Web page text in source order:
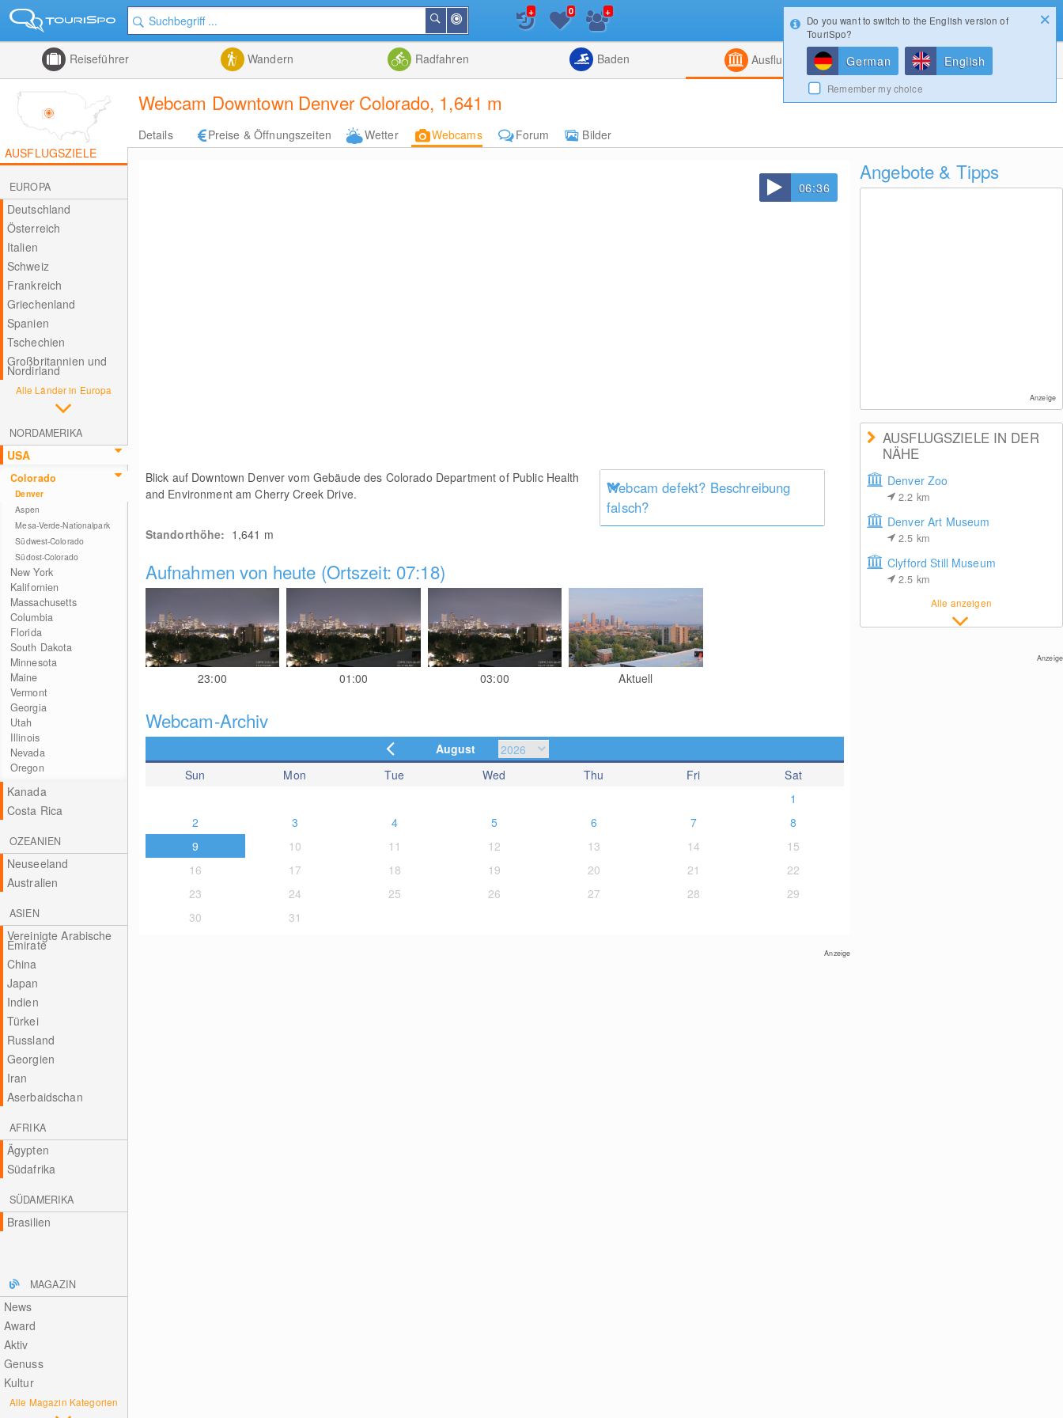
der
Suchen
Listenansicht
Kombiniert
+ 0 +
Reiseführer Wandern Radfahren Baden Ausflugsziele Magazin
Webcam Downtown Denver Colorado, 1,641 m
Details Preise & Öffnungszeiten Wetter Webcams Forum
Bilder
AUSFLUGSZIELE
EUROPA
Deutschland
Österreich
Italien
Schweiz
Frankreich
Griechenland
Spanien
Tschechien
Großbritannien und
Nordirland
Alle Länder in Europa
NORDAMERIKA
USA
Colorado
Denver
Aspen
Mesa-Verde-Nationalpark
Südwest-Colorado
Südost-Colorado
New York
Kalifornien
Massachusetts
Columbia
Florida
South Dakota
Minnesota
Maine
Vermont
Georgia
Utah
Illinois
Nevada
Oregon
Kanada
Costa Rica
OZEANIEN
Neuseeland
Australien
ASIEN
Vereinigte Arabische
Emirate
China
Japan
Indien
Türkei
Russland
Georgien
Iran
Aserbaidschan
AFRIKA
Ägypten
Südafrika
SÜDAMERIKA
Brasilien
MAGAZIN
News
Award
Aktiv
Genuss
Kultur
Alle Magazin Kategorien
06:36
Blick auf Downtown Denver vom Gebäude des Colorado Department of Public Health
and Environment am Cherry Creek Drive.
Webcam defekt? Beschreibung
falsch?
Standorthöhe: 1,641 m
Aufnahmen von heute (Ortszeit: 07:18)
23:00 01:00 03:00 Aktuell
Webcam-Archiv
August
Sun
Mon Tue Wed Thu Fri
Sat
1
2
3 4 5 6 7
8
9
10 11 12 13 14
15
16
17 18 19 20 21
22
23
24 25 26 27 28
29
30
31
Anzeige
Angebote & Tipps
Anzeige
AUSFLUGSZIELE IN DER
NÄHE
Denver Zoo
2.2 km
Denver Art Museum
2.5 km
Clyfford Still Museum
2.5 km
Alle anzeigen
Anzeige
Login
Do you want to switch to the English version of
TouriSpo?
German English
Remember my choice
Konfigurator Gewinnspiele